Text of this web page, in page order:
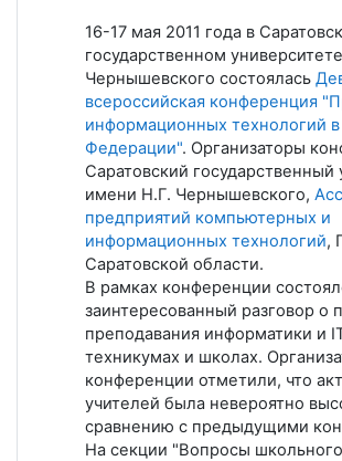
16-17 мая 2011 года в
государственном
Чернышевского состоялась
всероссийская конференция
информационных технологий
Федерации". Организаторы
Саратовский государственный
имени Н.Г. Чернышевского,
предприятий компьютерных и
информационных технологий,
Саратовской области.
В рамках конференции
заинтересованный разговор о
преподавания информатики и
техникумах и школах.
конференции отметили, что
учителей была невероятно
сравнению с предыдущими
На секции "Вопросы